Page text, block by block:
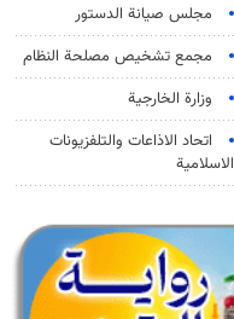
مجلس صيانة الدستور
مجمع تشخيص مصلحة النظام
وزارة الخارجية
اتحاد الاذاعات والتلفزيونات
الاسلامية